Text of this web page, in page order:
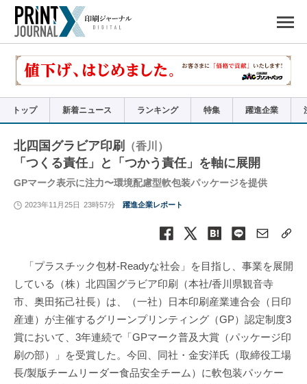
で
リ
トップ 新着ニュース ランキング 特集 躍進企業
北四国グラビア印刷 （香川）
「つくる責任」と「つかう責任」を軸に展開
GPマーク表示に注力〜環境配慮型軟包装パッケージを提供
2023年11月25日 23時57分 躍進企業レポート
「プラスチック包材-Readyな社会」を目指し、事業を展開
している（株）北四国グラビア印刷（本社/香川県観音寺
市、奥田拓己社長）は、（一社）日本印刷産業連合会（日印
産連）が主催するグリーンプリンティング（GP）認定制度3
賞において、3年連続で「GPマーク普及大賞（パッケージ印
刷の部）」を受賞した。今回、同社・金安洋氏（取締役工場
長/製版チームリーダー食品安全チーム）に軟包装パッケー